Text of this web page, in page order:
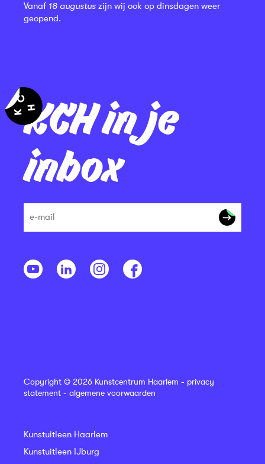
KCH in je
inbox
Vanaf 18 augustus zijn wij ook op dinsdagen weer
geopend.
Copyright © 2026 Kunstcentrum Haarlem - privacy
statement - algemene voorwaarden
Kunstuitleen Haarlem
Kunstuitleen IJburg